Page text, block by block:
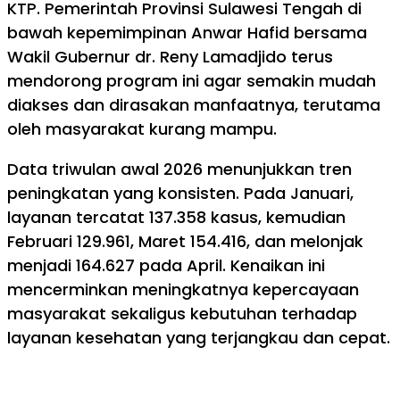
KTP. Pemerintah Provinsi Sulawesi Tengah di
bawah kepemimpinan Anwar Hafid bersama
Wakil Gubernur dr. Reny Lamadjido terus
mendorong program ini agar semakin mudah
diakses dan dirasakan manfaatnya, terutama
oleh masyarakat kurang mampu.
Data triwulan awal 2026 menunjukkan tren
peningkatan yang konsisten. Pada Januari,
layanan tercatat 137.358 kasus, kemudian
Februari 129.961, Maret 154.416, dan melonjak
menjadi 164.627 pada April. Kenaikan ini
mencerminkan meningkatnya kepercayaan
masyarakat sekaligus kebutuhan terhadap
layanan kesehatan yang terjangkau dan cepat.